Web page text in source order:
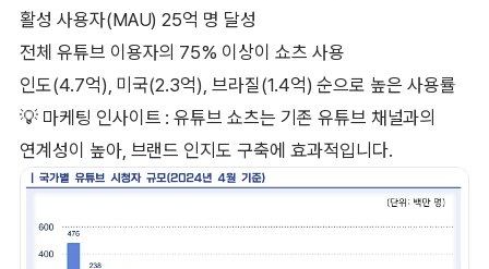
활성 사용자(MAU) 25억 명 달성
전체 유튜브 이용자의 75% 이상이 쇼츠 사용
인도(4.7억), 미국(2.3억), 브라질(1.4억) 순으로 높은 사용률
💡 마케팅 인사이트 : 유튜브 쇼츠는 기존 유튜브 채널과의
연계성이 높아, 브랜드 인지도 구축에 효과적입니다.